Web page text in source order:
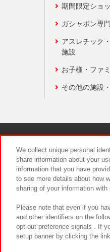
期間限定ショ
ガシャポン専
アスレチック
施設
お子様・ファ
その他の施設
We collect unique personal
share information about your
information that you have
to see more details about how
sharing of your information
Please note that even if you
and other identifiers on the
opt-out preference signals . If
setup banner by clicking the